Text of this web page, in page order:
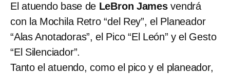
El atuendo base de LeBron Jamesvendrá
con la Mochila Retro “del Rey”, el Planeador
“Alas Anotadoras”, el Pico “El León” y el Gesto
“El Silenciador”.
Tanto el atuendo, como el pico y el planeador,